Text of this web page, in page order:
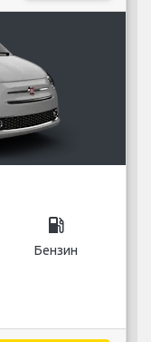
local_gas_station
Бензин